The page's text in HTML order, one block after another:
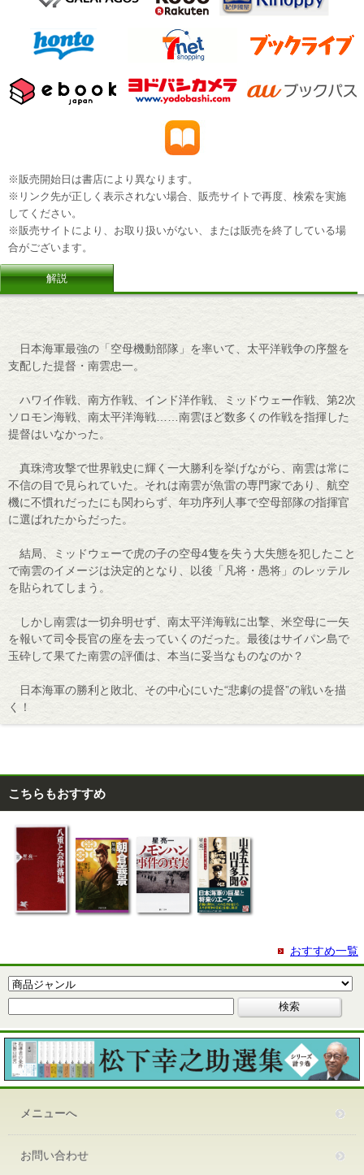
※販売開始日は書店により異なります。
※リンク先が正しく表示されない場合、販売サイトで再度、検索を実施
してください。
※販売サイトにより、お取り扱いがない、または販売を終了している場
合がございます。
解説
日本海軍最強の「空母機動部隊」を率いて、太平洋戦争の序盤を
支配した提督・南雲忠一。
ハワイ作戦、南方作戦、インド洋作戦、ミッドウェー作戦、第2次
ソロモン海戦、南太平洋海戦……南雲ほど数多くの作戦を指揮した
提督はいなかった。
真珠湾攻撃で世界戦史に輝く一大勝利を挙げながら、南雲は常に
不信の目で見られていた。それは南雲が魚雷の専門家であり、航空
機に不慣れだったにも関わらず、年功序列人事で空母部隊の指揮官
に選ばれたからだった。
結局、ミッドウェーで虎の子の空母4隻を失う大失態を犯したこと
で南雲のイメージは決定的となり、以後「凡将・愚将」のレッテル
を貼られてしまう。
しかし南雲は一切弁明せず、南太平洋海戦に出撃、米空母に一矢
を報いて司令長官の座を去っていくのだった。最後はサイパン島で
玉砕して果てた南雲の評価は、本当に妥当なものなのか？
日本海軍の勝利と敗北、その中心にいた“悲劇の提督”の戦いを描
く！
こちらもおすすめ
おすすめ一覧
メニューへ
お問い合わせ